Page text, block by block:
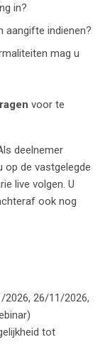
in?
aangifte indienen?
mag u
voor te
deelnemer
op de vastgelegde
live volgen. U
ook nog
2026, 26/11/2026,
tot